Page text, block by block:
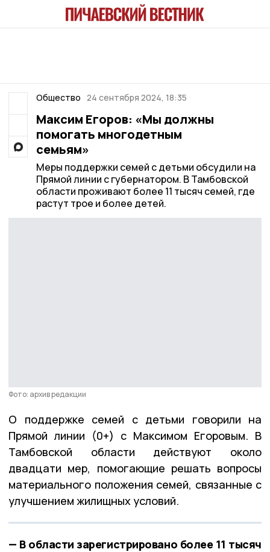
Общество 24 сентября 2024, 18:35
Максим Егоров: «Мы должны
помогать многодетным
семьям»
Меры поддержки семей с детьми обсудили на
Прямой линии с губернатором. В Тамбовской
области проживают более 11 тысяч семей, где
растут трое и более детей.
Фото: архив редакции
О поддержке семей с детьми говорили на
Прямой линии (0+) с Максимом Егоровым. В
Тамбовской области действуют около
двадцати мер, помогающие решать вопросы
материального положения семей, связанные с
улучшением жилищных условий.
— В области зарегистрировано более 11 тысяч